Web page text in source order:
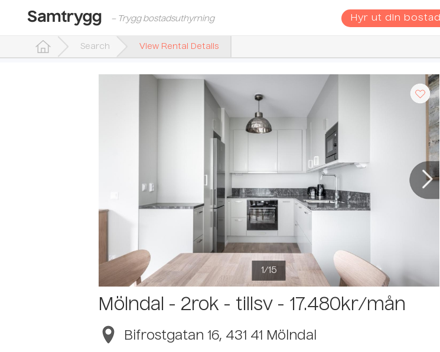
– Trygg bostadsuthyrning Hyr ut din bostad
Search View Rental Details
1/15
Mölndal - 2rok - tillsv - 17.480kr/mån
Bifrostgatan 16, 431 41 Mölndal